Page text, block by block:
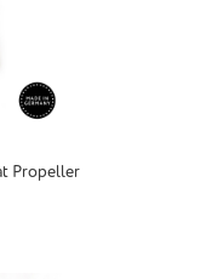
Propeller
Bewertung von